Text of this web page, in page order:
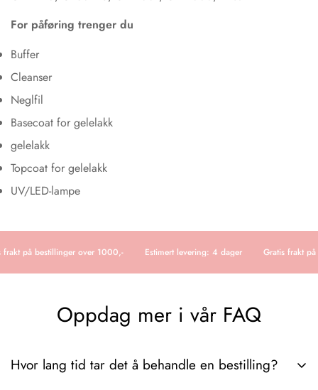
For påføring trenger du
Buffer
Cleanser
Neglfil
Basecoat for gelelakk
gelelakk
Topcoat for gelelakk
UV/LED-lampe
på bestillinger over 1000,- Estimert levering: 4 dager Gratis frakt
Oppdag mer i vår FAQ
Hvor lang tid tar det å behandle en bestilling?